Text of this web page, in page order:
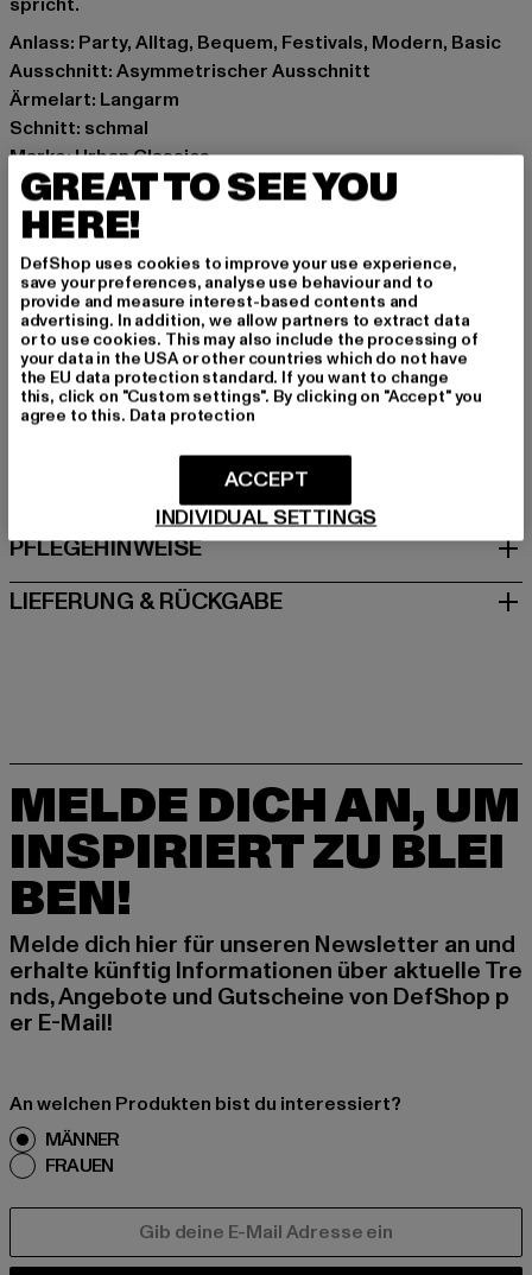
Anlass: Party, Alltag, Bequem, Festivals, Modern, Basic
Ausschnitt: Asymmetrischer Ausschnitt
Ärmelart: Langarm
Schnitt: schmal
Marke: Urban Classics
Kat.: Longsleeves
Farbe: beige
Hersteller Farbe: whitesand
Materialzusammensetzung: 100% Baumwolle
Art.Nr: TB5479-02903
Hersteller: TB International GmbH |info@tbint.de
Dr.-Robert-Murjahn-Straße 7 | 64372 Ober-Ramstadt |
DE
GRÖSSE & PASSFORM
PFLEGEHINWEISE
LIEFERUNG & RÜCKGABE
MELDE DICH AN, UM
INSPIRIERT ZU BLEI
BEN!
Melde dich hier für unseren Newsletter an und
erhalte künftig Informationen über aktuelle Tre
nds, Angebote und Gutscheine von DefShop p
er E-Mail!
An welchen Produkten bist du interessiert?
MÄNNER
FRAUEN
GREAT TO SEE YOU
HERE!
DefShop uses cookies to improve your use experience,
save your preferences, analyse use behaviour and to
provide and measure interest-based contents and
advertising. In addition, we allow partners to extract data
or to use cookies. This may also include the processing of
your data in the USA or other countries which do not have
the EU data protection standard. If you want to change
this, click on "Custom settings". By clicking on "Accept" you
agree to this. Data protection
INDIVIDUAL SETTINGS
ACCEPT